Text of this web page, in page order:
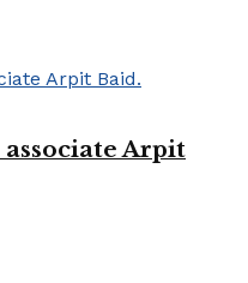
Arpit